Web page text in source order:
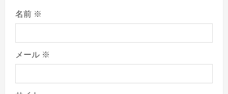
名前 ※
メール ※